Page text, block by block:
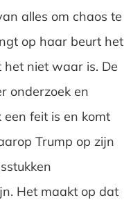
alles om chaos te
op haar beurt het
niet waar is. De
onderzoek en
feit is en komt
Trump op zijn
Het maakt op dat